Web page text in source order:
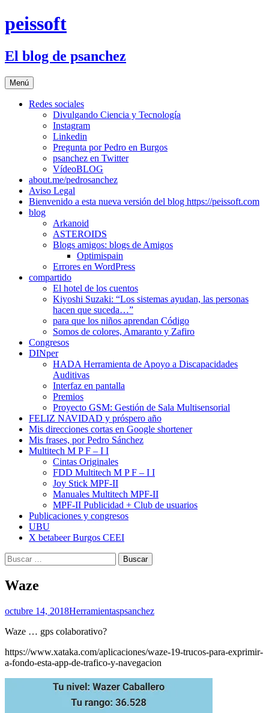
Saltar
al
peissoft
El blog de psanchez
Menú
Redes sociales
Divulgando Ciencia y Tecnología
Instagram
Linkedin
Pregunta por Pedro en Burgos
psanchez en Twitter
VídeoBLOG
about.me/pedrosanchez
Aviso Legal
Bienvenido a esta nueva versión del blog https://peissoft.com
blog
Arkanoid
ASTEROIDS
Blogs amigos: blogs de Amigos
Optimispain
Errores en WordPress
compartido
El hotel de los cuentos
Kiyoshi Suzaki: “Los sistemas ayudan, las personas
hacen que suceda…”
para que los niños aprendan Código
Somos de colores, Amaranto y Zafiro
Congresos
DINper
HADA Herramienta de Apoyo a Discapacidades
Auditivas
Interfaz en pantalla
Premios
Proyecto GSM: Gestión de Sala Multisensorial
FELIZ NAVIDAD y próspero año
Mis direcciones cortas en Google shortener
Mis frases, por Pedro Sánchez
Multitech M P F – I I
Cintas Originales
FDD Multitech M P F – I I
Joy Stick MPF-II
Manuales Multitech MPF-II
MPF-II Publicidad + Club de usuarios
Publicaciones y congresos
UBU
X betabeer Burgos CEEI
Buscar:
Waze
octubre 14, 2018Herramientaspsanchez
Waze … gps colaborativo?
https://www.xataka.com/aplicaciones/waze-19-trucos-para-exprimir-
a-fondo-esta-app-de-trafico-y-navegacion